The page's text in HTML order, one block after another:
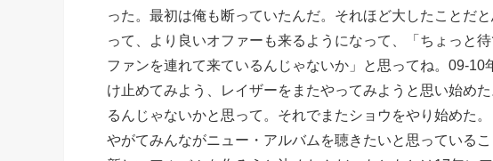
った。最初は俺も断っていたんだ。それほど大したことだ
って、より良いオファーも来るようになって、「ちょっと
ファンを連れて来ているんじゃないか」と思ってね。09-
け止めてみよう、レイザーをまたやってみようと思い始め
るんじゃないかと思って。それでまたショウをやり始めた
やがてみんながニュー・アルバムを聴きたいと思っている